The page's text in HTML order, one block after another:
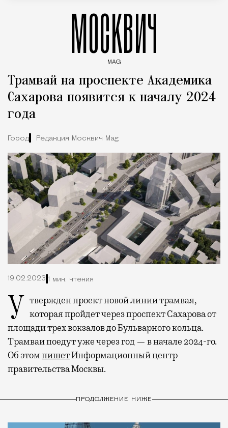
МОСКВИЧ
MAG
Трамвай на проспекте Академика
Сахарова появится к началу 2024
года
Город Редакция Москвич Mag
19.02.2023 1 мин. чтения
Утвержден проект новой линии трамвая,
которая пройдет через проспект Сахарова от
площади трех вокзалов до Бульварного кольца.
Трамваи поедут уже через год — в начале 2024-го.
Об этомпишетИнформационный центр
правительства Москвы.
ПРОДОЛЖЕНИЕ НИЖЕ